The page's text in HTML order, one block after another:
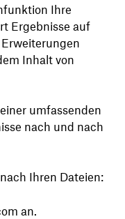
Ihre
Ergebnisse auf
Inhalt von
umfassenden
nach und nach
Ihren Dateien:
an.